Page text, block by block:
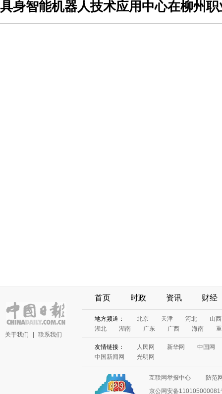
具身智能机器人技术应用中心在柳州
关于我们 联系我们
首页 时政 资讯 财经
地方频道： 北京 天津 河北
山西
湖北
湖南 广东 广西 海南
友情链接： 人民网 新华网
中国网
中国新闻网
光明网
互联网举报中心
防范
京公网安备110105000081